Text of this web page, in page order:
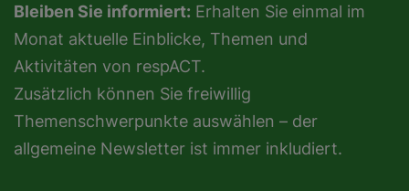
Bleiben Sie informiert: Erhalten Sie einmal im
Monat aktuelle Einblicke, Themen und
Aktivitäten von respACT.
Zusätzlich können Sie freiwillig
Themenschwerpunkte auswählen – der
allgemeine Newsletter ist immer inkludiert.